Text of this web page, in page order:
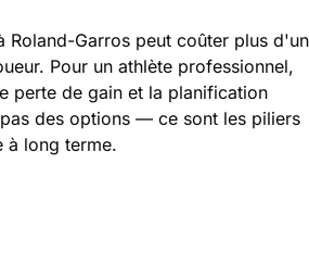
Roland-Garros peut coûter plus d'un
Pour un athlète professionnel,
perte de gain et la planification
des options — ce sont les piliers
à long terme.